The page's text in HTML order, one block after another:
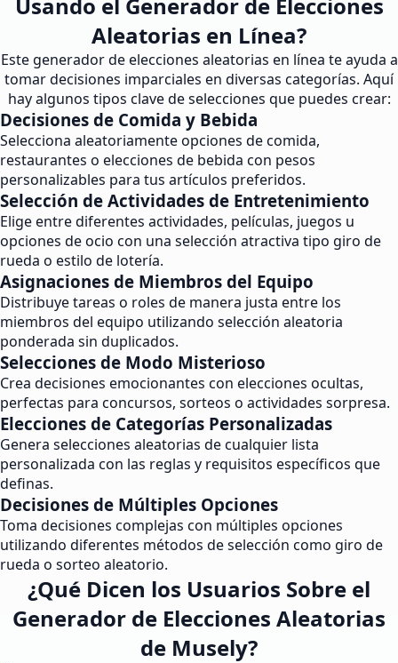
Aleatorias en Línea?
Este generador de elecciones aleatorias en línea te ayuda a
tomar decisiones imparciales en diversas categorías. Aquí
hay algunos tipos clave de selecciones que puedes crear:
Decisiones de Comida y Bebida
Selecciona aleatoriamente opciones de comida,
restaurantes o elecciones de bebida con pesos
personalizables para tus artículos preferidos.
Selección de Actividades de Entretenimiento
Elige entre diferentes actividades, películas, juegos u
opciones de ocio con una selección atractiva tipo giro de
rueda o estilo de lotería.
Asignaciones de Miembros del Equipo
Distribuye tareas o roles de manera justa entre los
miembros del equipo utilizando selección aleatoria
ponderada sin duplicados.
Selecciones de Modo Misterioso
Crea decisiones emocionantes con elecciones ocultas,
perfectas para concursos, sorteos o actividades sorpresa.
Elecciones de Categorías Personalizadas
Genera selecciones aleatorias de cualquier lista
personalizada con las reglas y requisitos específicos que
definas.
Decisiones de Múltiples Opciones
Toma decisiones complejas con múltiples opciones
utilizando diferentes métodos de selección como giro de
rueda o sorteo aleatorio.
¿Qué Dicen los Usuarios Sobre el
Generador de Elecciones Aleatorias
de Musely?